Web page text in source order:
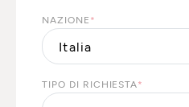
NAZIONE *
TIPO DI RICHIESTA*